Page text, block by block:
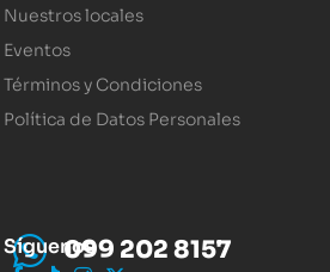
Nuestros locales
Eventos
Términos y Condiciones
Política de Datos Personales
099 202 8157
Síguenos